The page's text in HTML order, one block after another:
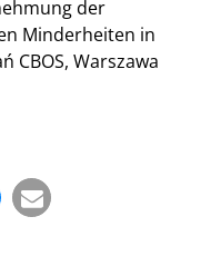
der
Minderheiten in
CBOS, Warszawa